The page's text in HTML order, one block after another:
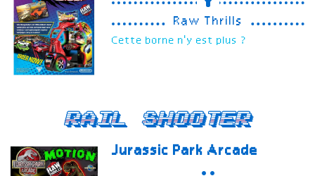
Raw Thrills
Cette borne n'y est plus ?
Rail Shooter
Jurassic Park Arcade